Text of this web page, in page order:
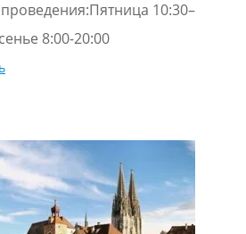
10:30–
8:00-20:00